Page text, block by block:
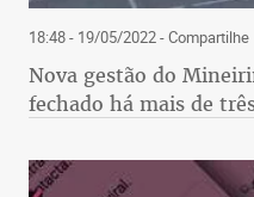
18:48 - 19/05/2022- Compartilhe
Nova gestão do
fechado há mais de